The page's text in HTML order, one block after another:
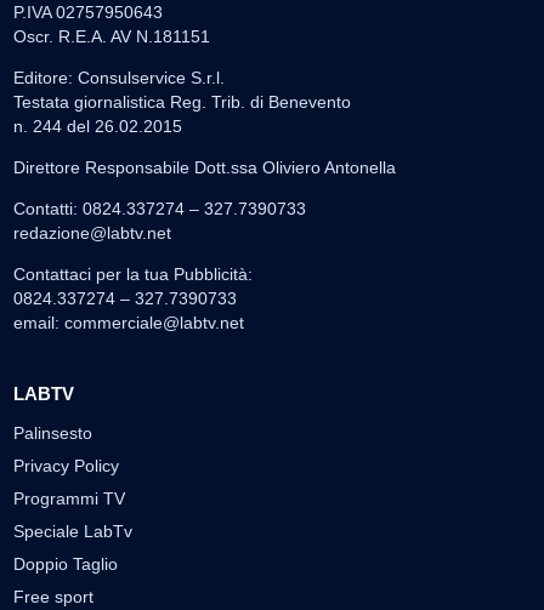
P.IVA 02757950643
Oscr. R.E.A. AV N.181151
Editore: Consulservice S.r.l.
Testata giornalistica Reg. Trib. di Benevento
n. 244 del 26.02.2015
Direttore Responsabile Dott.ssa Oliviero Antonella
Contatti: 0824.337274 – 327.7390733
redazione@labtv.net
Contattaci per la tua Pubblicità:
0824.337274 – 327.7390733
email: commerciale@labtv.net
LABTV
Palinsesto
Privacy Policy
Programmi TV
Speciale LabTv
Doppio Taglio
Free sport